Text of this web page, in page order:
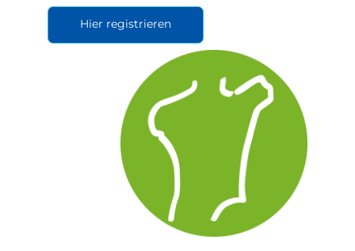
Hier registrieren